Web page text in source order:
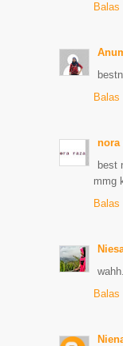
Balas
Balas
nora
best
mmg
Balas
Balas